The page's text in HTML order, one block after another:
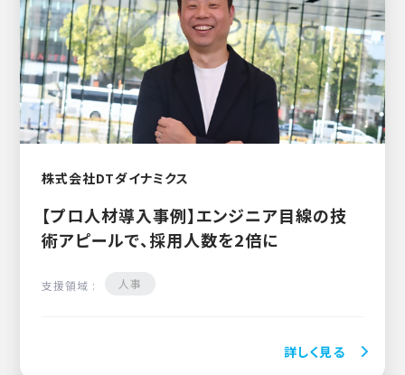
株式会社DTダイナミクス
【プロ人材導入事例】エンジニア目線の技
術アピールで、採用人数を2倍に
支援領域 : 人事
詳しく見る